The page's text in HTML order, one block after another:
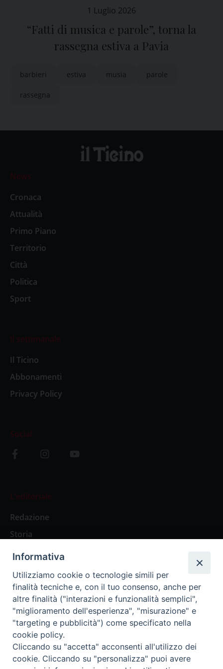
1 Luglio 2026
“Fatti di musica e parole”, torna la
rassegna estiva a Pavia
barbieri estiva musia parole
rassegna
News
Cronaca
Attualità
Primo Piano
Territorio
Città
Politica
Sport
Il settimanale
Il Ticino
Abbonamenti
Privacy Policy
Social
L’editoriale
Redazione
Storia
Abbonamenti
Abbonamento Annuale Digitale
Abbonamento Annuale Cartaceo
Abbonamento Singola Copia Digitale
Informativa
Utilizziamo cookie o tecnologie simili per
finalità tecniche e, con il tuo consenso, anche per
altre finalità ("interazioni e funzionalità semplici",
"miglioramento dell'esperienza", "misurazione" e
"targeting e pubblicità") come specificato nella
cookie policy.
Cliccando su "accetta" acconsenti all'utilizzo dei
cookie. Cliccando su "personalizza" puoi avere